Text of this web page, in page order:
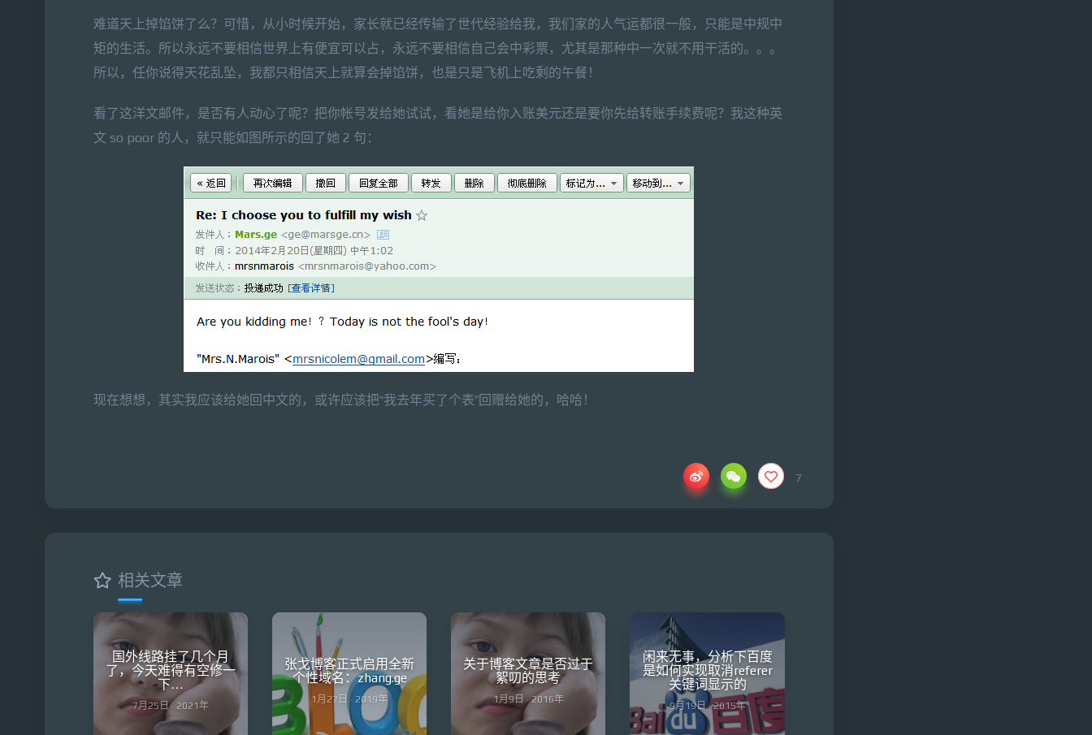
难道天上掉馅饼了么？可惜，从小时候开始，家长就已经传输了世代经验给我，我们家的人气运都很一般，只能是中规中
矩的生活。所以永远不要相信世界上有便宜可以占，永远不要相信自己会中彩票，尤其是那种中一次就不用干活的。。。
所以，任你说得天花乱坠，我都只相信天上就算会掉馅饼，也是只是飞机上吃剩的午餐！
看了这洋文邮件，是否有人动心了呢？把你帐号发给她试试，看她是给你入账美元还是要你先给转账手续费呢？我这种英
文 so poor 的人，就只能如图所示的回了她 2 句：
现在想想，其实我应该给她回中文的，或许应该把“我去年买了个表”回赠给她的，哈哈！
7
相关文章
国外线路挂了几个月
了，今天难得有空修一
下…
7月25日 · 2021年
张戈博客正式启用全新
个性域名：zhang.ge
1月27日 · 2019年
关于博客文章是否过于
絮叨的思考
1月9日 · 2016年
闲来无事，分析下百度
是如何实现取消referer
关键词显示的
9月19日 · 2015年